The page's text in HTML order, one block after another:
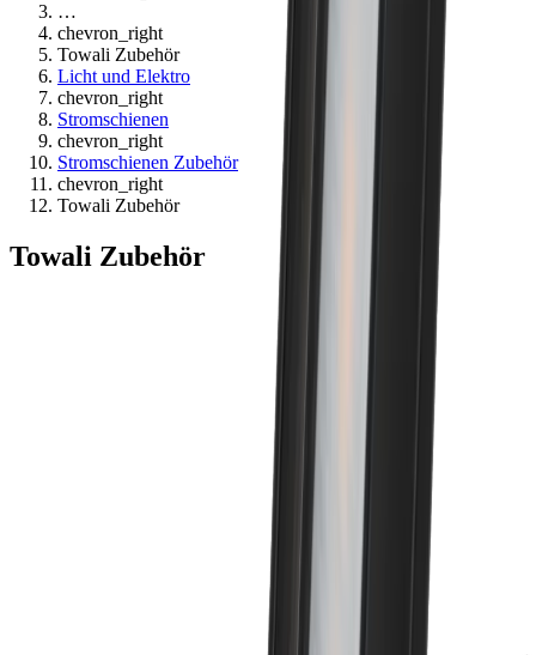
…
chevron_right
Towali Zubehör
Licht und Elektro
chevron_right
Stromschienen
chevron_right
Stromschienen Zubehör
chevron_right
Towali Zubehör
Towali Zubehör